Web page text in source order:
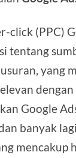
click (PPC)
tentang
yang
Google
banyak
mencakup